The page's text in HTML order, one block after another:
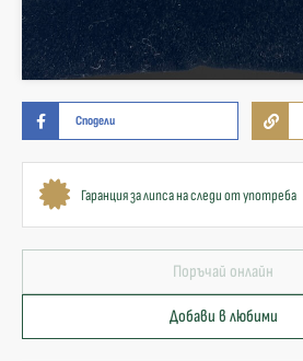
Сподели
Гаранция за липса на следи от употреба
Поръчай онлайн
Добави в любими